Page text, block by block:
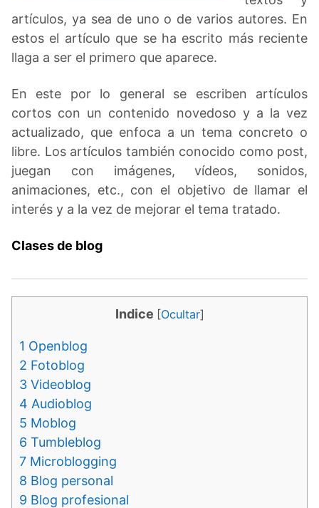
artículos, ya sea de uno o de varios autores. En
estos el artículo que se ha escrito más reciente
llaga a ser el primero que aparece.
En este por lo general se escriben artículos
cortos con un contenido novedoso y a la vez
actualizado, que enfoca a un tema concreto o
libre. Los artículos también conocido como post,
juegan con imágenes, vídeos, sonidos,
animaciones, etc., con el objetivo de llamar el
interés y a la vez de mejorar el tema tratado.
Clases de blog
Indice [Ocultar]
1 Openblog
2 Fotoblog
3 Videoblog
4 Audioblog
5 Moblog
6 Tumbleblog
7 Microblogging
8 Blog personal
9 Blog profesional